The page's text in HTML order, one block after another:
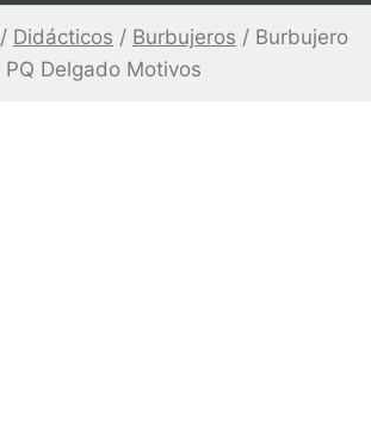
/ Didácticos / Burbujeros / Burbujero
PQ Delgado Motivos